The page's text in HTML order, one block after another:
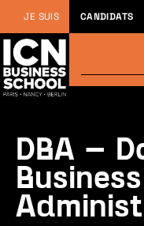
JE SUIS CANDIDATS
sur
icn-
DBA –
Business